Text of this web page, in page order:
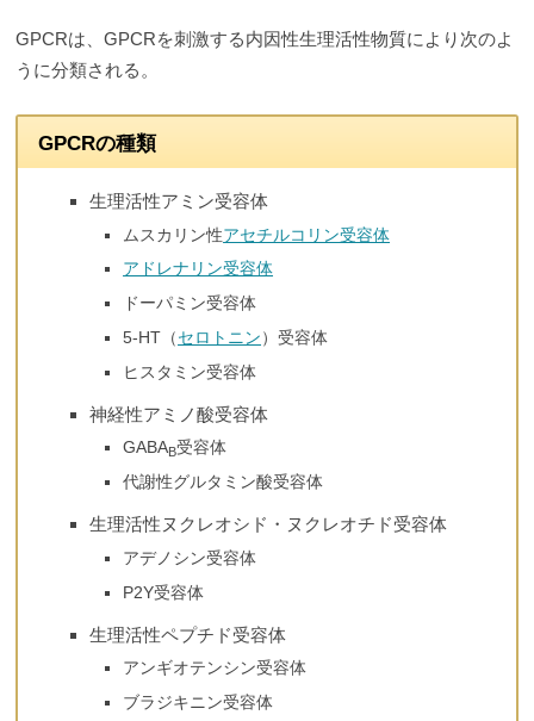
GPCRは、GPCRを刺激する内因性生理活性物質により次のよ
うに分類される。
GPCRの種類
生理活性アミン受容体
ムスカリン性アセチルコリン受容体
アドレナリン受容体
ドーパミン受容体
5-HT（ セロトニン ）受容体
ヒスタミン受容体
神経性アミノ酸受容体
GABAB受容体
代謝性グルタミン酸受容体
生理活性ヌクレオシド・ヌクレオチド受容体
アデノシン受容体
P2Y受容体
生理活性ペプチド受容体
アンギオテンシン受容体
ブラジキニン受容体